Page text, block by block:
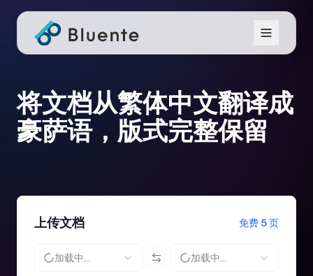
将文档从繁体中文翻译成
豪萨语，版式完整保留
上传文档 免费 5 页
加载中... 加载中...